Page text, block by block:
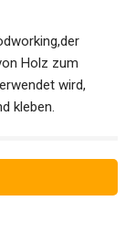
Holz zum
wird,
kleben.